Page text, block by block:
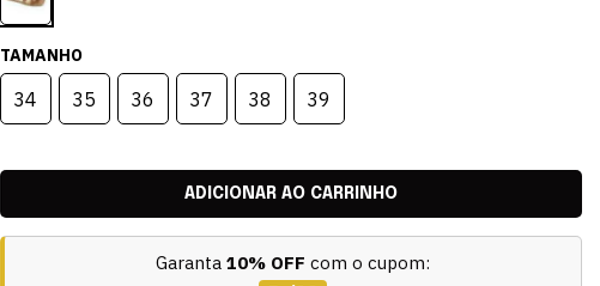
TAMANHO
34 35 36 37 38 39
Garanta 10% OFF com o cupom: